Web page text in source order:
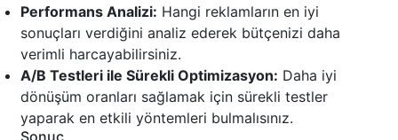
Performans Analizi: Hangi reklamların en iyi
sonuçları verdiğini analiz ederek bütçenizi daha
verimli harcayabilirsiniz.
A/B Testleri ile Sürekli Optimizasyon: Daha iyi
dönüşüm oranları sağlamak için sürekli testler
yaparak en etkili yöntemleri bulmalısınız.